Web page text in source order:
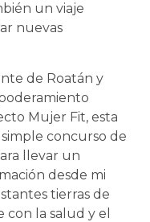
un viaje
nuevas
de Roatán y
Mujer Fit, esta
concurso de
llevar un
desde mi
tierras de
con la salud y el